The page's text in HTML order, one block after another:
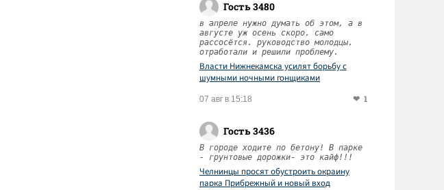
Гость 3480
в апреле нужно думать об этом, а в
августе уж осень скоро. само
рассосётся. руководство молодцы.
отработали и решили проблему.
Власти Нижнекамска усилят борьбу с
шумными ночными гонщиками
07 авг в 15:18 1
Гость 3436
В городе ходите по бетону! В парке
- грунтовые дорожки- это кайф!!!
Челнинцы просят обустроить окраину
парка Прибрежный и новый вход